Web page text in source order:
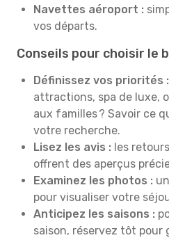
Navettes aéroport :
vos départs.
Conseils pour choisir le
Définissez vos priorités :
attractions, spa de luxe,
aux familles ? Savoir ce
votre recherche.
Lisez les avis : les
offrent des aperçus
Examinez les photos :
pour visualiser votre
Anticipez les saisons :
saison, réservez tôt pour